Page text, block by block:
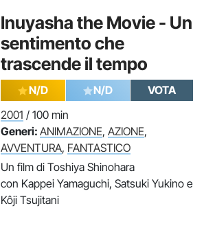
Inuyasha the Movie - Un
sentimento che
trascende il tempo
N/D N/D
VOTA
2001 / 100 min
Generi: ANIMAZIONE, AZIONE,
AVVENTURA, FANTASTICO
Un film di Toshiya Shinohara
con Kappei Yamaguchi, Satsuki Yukino e
Kôji Tsujitani